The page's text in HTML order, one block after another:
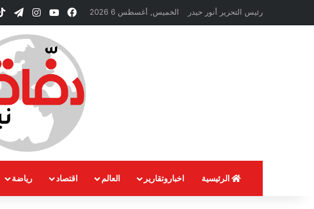
رئيس التحرير أنور حيدر الخميس, أغسطس 6 2026 فيسبوك‫YouTube
الرئيسية اخباروتقارير العالم اقتصاد رياضة